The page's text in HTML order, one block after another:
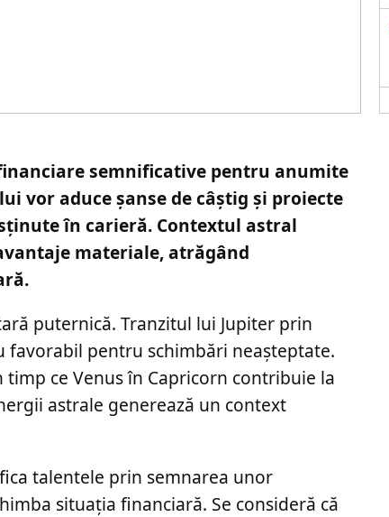
semnificative pentru anumite
vor aduce șanse de câștig și proiecte
în carieră. Contextul astral
materiale, atrăgând
puternică. Tranzitul lui Jupiter prin
favorabil pentru schimbări neașteptate.
ce Venus în Capricorn contribuie la
astrale generează un context
talentele prin semnarea unor
situația financiară. Se consideră că